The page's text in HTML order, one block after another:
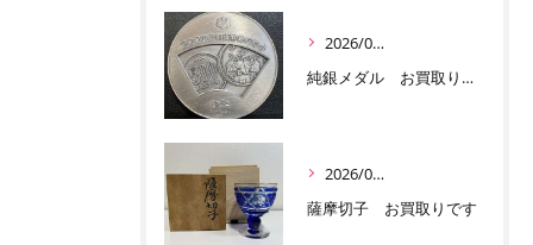
2026/07/03
純銀メダル お買取りです
2026/07/01
薩摩切子 お買取りです